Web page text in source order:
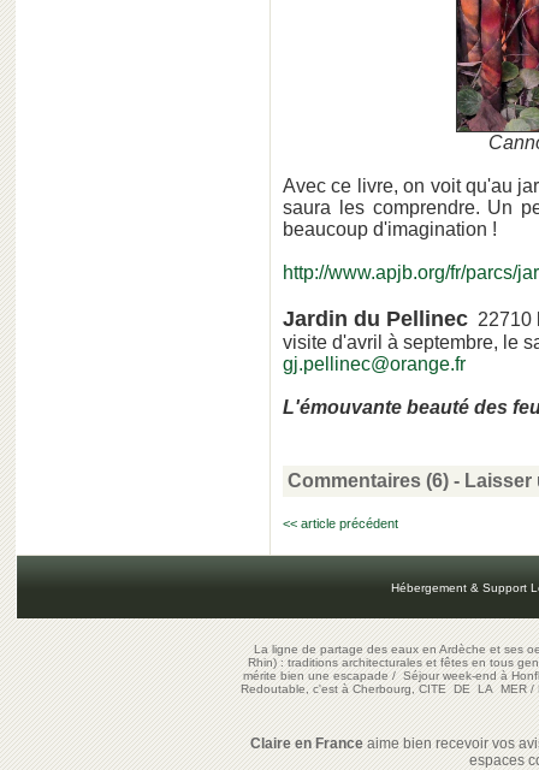
Avec ce livre, on voit qu'au
saura les comprendre. Un
beaucoup d'imagination !
http://www.apjb.org/fr/parcs/
Jardin du Pellinec 22710
visite d'avril à septembre, le
gj.pellinec@orange.fr
L'émouvante beauté des
Commentaires (6) - Laisser
<< article précédent
Hébergement & Support
La ligne de partage des eaux en Ardèche et ses
Rhin) : traditions architecturales et fêtes en tous
mérite bien une escapade/Séjour week-end à
Redoutable, c'est à Cherbourg, CITE DE LA MER/
Claire en Franceaime bien recevoir vos
espaces